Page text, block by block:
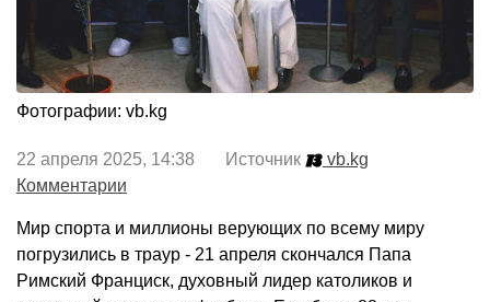
Фотографии: vb.kg
22 апреля 2025, 14:38 Источник
vb.kg
Комментарии
Мир спорта и миллионы верующих по всему миру
погрузились в траур - 21 апреля скончался Папа
Римский Франциск, духовный лидер католиков и